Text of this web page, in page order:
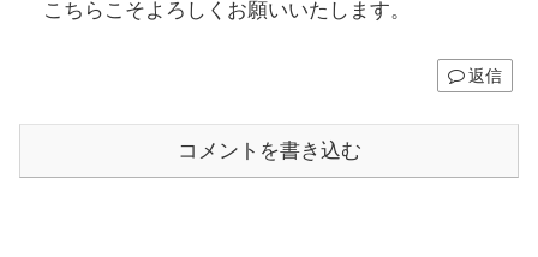
こちらこそよろしくお願いいたします。
返信
コメントを書き込む